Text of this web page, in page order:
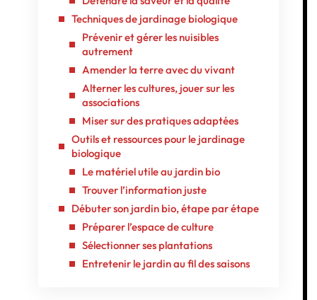
Techniques de jardinage biologique
Prévenir et gérer les nuisibles
autrement
Amender la terre avec du vivant
Alterner les cultures, jouer sur les
associations
Miser sur des pratiques adaptées
Outils et ressources pour le jardinage
biologique
Le matériel utile au jardin bio
Trouver l’information juste
Débuter son jardin bio, étape par étape
Préparer l’espace de culture
Sélectionner ses plantations
Entretenir le jardin au fil des saisons